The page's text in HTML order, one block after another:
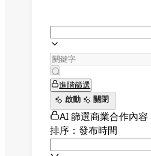
進階篩選
啟動
關閉
AI 篩選商業合作內容
排序：發布時間